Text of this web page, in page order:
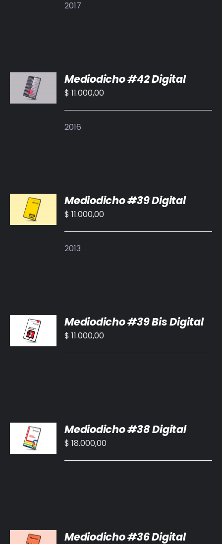
2017
AL
CARRITO
/
Mediodicho #42 Digital
$ 11.000,00
2016
AL
CARRITO
/
Mediodicho #39 Digital
$ 11.000,00
2013
AL
CARRITO
/
Mediodicho #39 Bis Digital
$ 11.000,00
AL
CARRITO
/
Mediodicho #38 Digital
$ 18.000,00
AL
Mediodicho #36 Digital